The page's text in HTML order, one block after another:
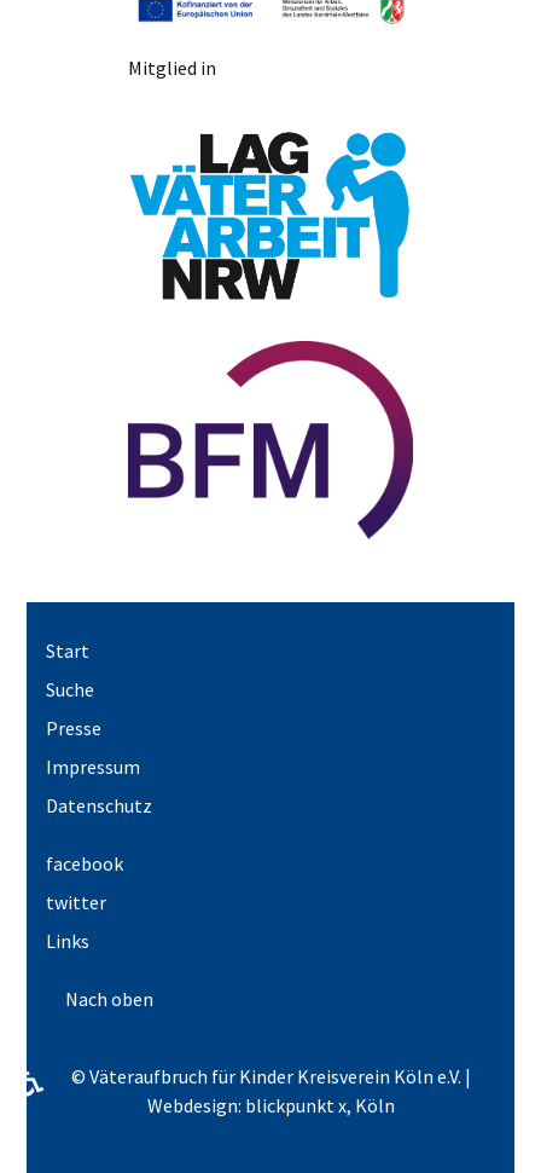
Mitglied in
Start
Suche
Presse
Impressum
Datenschutz
facebook
twitter
Links
Nach oben
© Väteraufbruch für Kinder Kreisverein Köln e.V. |
Webdesign: blickpunkt x, Köln